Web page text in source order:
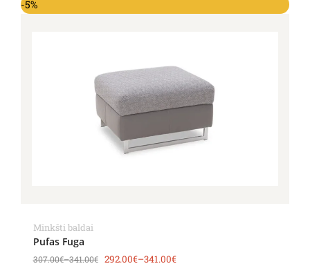
-5%
Minkšti baldai
Pufas Fuga
307.00€–341.00€ 292.00€–341.00€